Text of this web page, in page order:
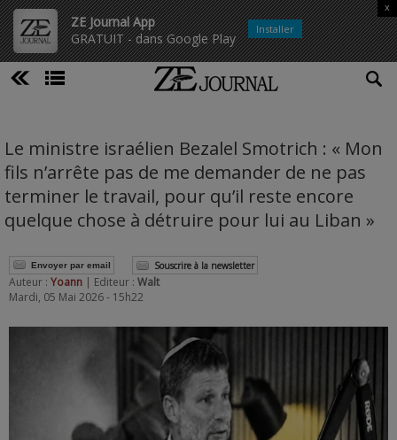
ZE Journal App
GRATUIT - dans Google Play
x
Installer
Le ministre israélien Bezalel Smotrich : « Mon
fils n’arrête pas de me demander de ne pas
terminer le travail, pour qu’il reste encore
quelque chose à détruire pour lui au Liban »
Envoyer par email Souscrire à la newsletter
Auteur : Yoann | Editeur : Walt
Mardi, 05 Mai 2026 - 15h22